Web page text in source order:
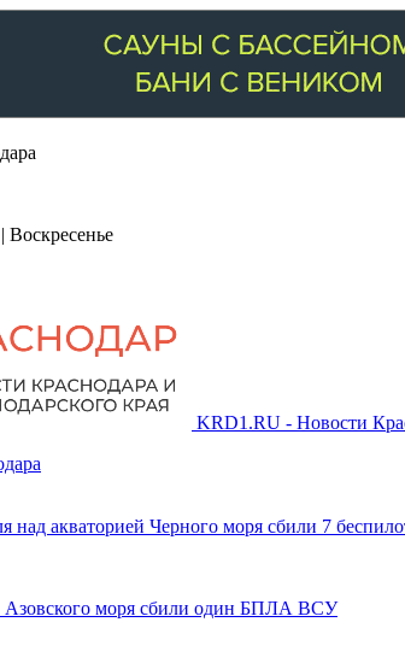
Воскресенье
KRD1.RU - Новости
над акваторией Черного моря сбили 7
Азовского моря сбили один БПЛА ВСУ